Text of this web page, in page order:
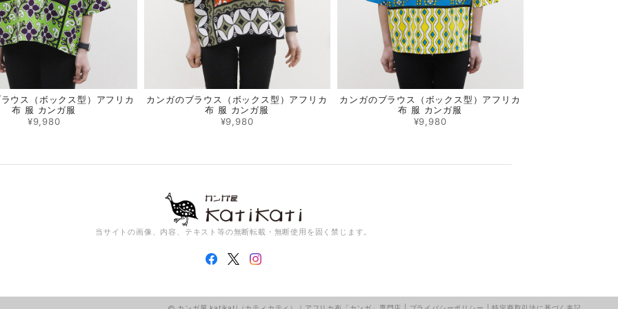
ウス（ボックス型）アフリカ
布 服 カンガ服
¥9,980
カンガのブラウス（ボックス型）アフリカ
布 服 カンガ服
¥9,980
カンガのブラウス（ボックス型）アフリカ
布 服 カンガ服
¥9,980
当サイトの画像、内容、テキスト等の無断転載・無断使用を固く禁じます。